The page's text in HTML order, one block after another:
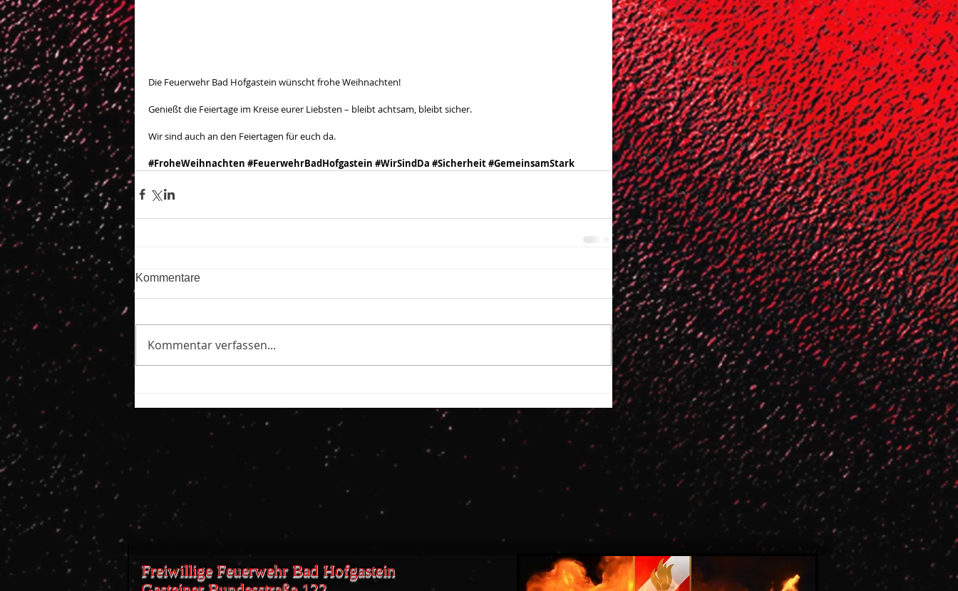
Die Feuerwehr Bad Hofgastein wünscht frohe Weihnachten!
Genießt die Feiertage im Kreise eurer Liebsten – bleibt achtsam, bleibt sicher.
Wir sind auch an den Feiertagen für euch da.
#FroheWeihnachten #FeuerwehrBadHofgastein #WirSindDa #Sicherheit#GemeinsamStark
Kommentare
Kommentar verfassen...
Freiwillige Feuerwehr Bad Hofgastein